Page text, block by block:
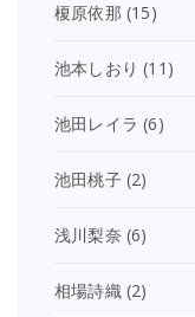
榎原依那 (15)
池本しおり (11)
池田レイラ (6)
池田桃子(2)
浅川梨奈 (6)
相場詩織(2)